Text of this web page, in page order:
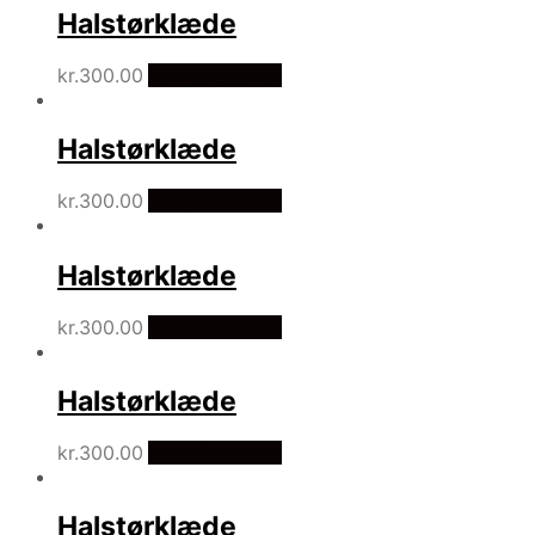
Halstørklæde
kr.300.00
Halstørklæde
kr.300.00
Halstørklæde
kr.300.00
Halstørklæde
kr.300.00
Halstørklæde